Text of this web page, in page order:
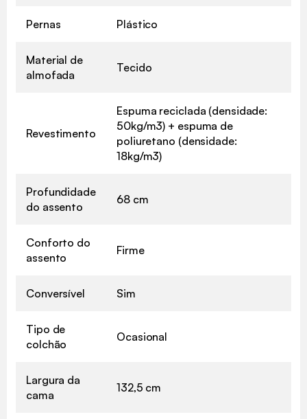
Pernas Plástico
Material de
almofada
Tecido
Revestimento
Espuma reciclada (densidade:
50kg/m3) + espuma de
poliuretano (densidade:
18kg/m3)
Profundidade
do assento
68 cm
Conforto do
assento
Firme
Conversível Sim
Tipo de
colchão
Ocasional
Largura da
cama
132,5 cm